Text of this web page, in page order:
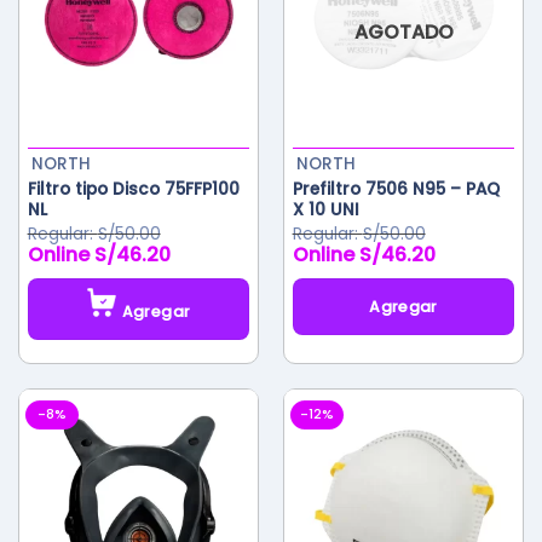
Filtro tipo Disco 75FFP100
NL
NORTH
S/50.00
El
precio
original
S/50.00.
S/46.20El
precio
es:
S/46.20.
Agregar
AGOTADO
Prefiltro 7506 N95 – PAQ
X 10 UNI
NORTH
S/50.00
El
precio
original
S/50.00.
S/46.20El
precio
es:
S/46.20.
Agregar
-8% -12%